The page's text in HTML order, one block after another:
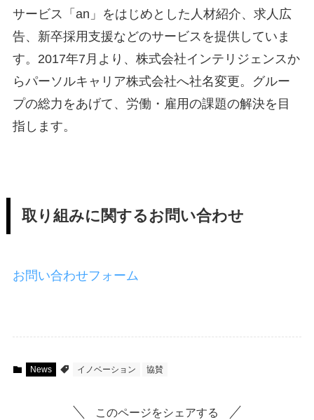
サービス「an」をはじめとした人材紹介、求人広
告、新卒採用支援などのサービスを提供していま
す。2017年7月より、株式会社インテリジェンスか
らパーソルキャリア株式会社へ社名変更。グルー
プの総力をあげて、労働・雇用の課題の解決を目
指します。
取り組みに関するお問い合わせ
お問い合わせフォーム
News イノベーション 協賛
このページをシェアする